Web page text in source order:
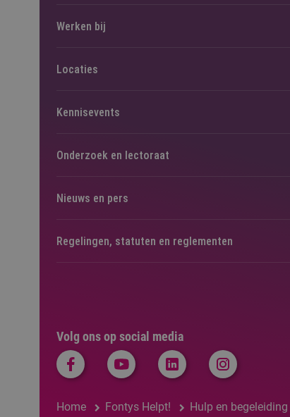
Volg ons op social media
Home Fontys Helpt! Hulp en begeleiding
Werken bij
Locaties
Kennisevents
Onderzoek en lectoraat
Nieuws en pers
Regelingen, statuten en reglementen